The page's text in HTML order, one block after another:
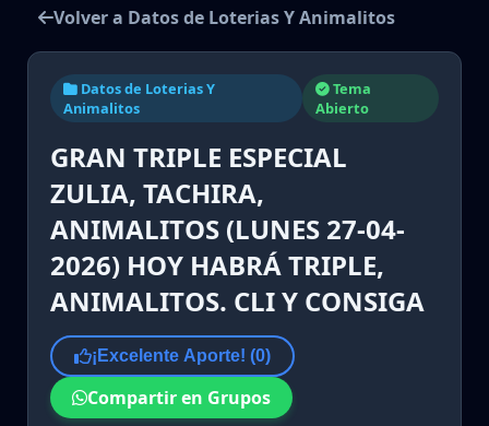
Volver a Datos de Loterias Y Animalitos
Datos de Loterias Y
Animalitos
Tema
Abierto
GRAN TRIPLE ESPECIAL
ZULIA, TACHIRA,
ANIMALITOS (LUNES 27-04-
2026) HOY HABRÁ TRIPLE,
ANIMALITOS. CLI Y CONSIGA
¡Excelente Aporte! (0)
Compartir en Grupos